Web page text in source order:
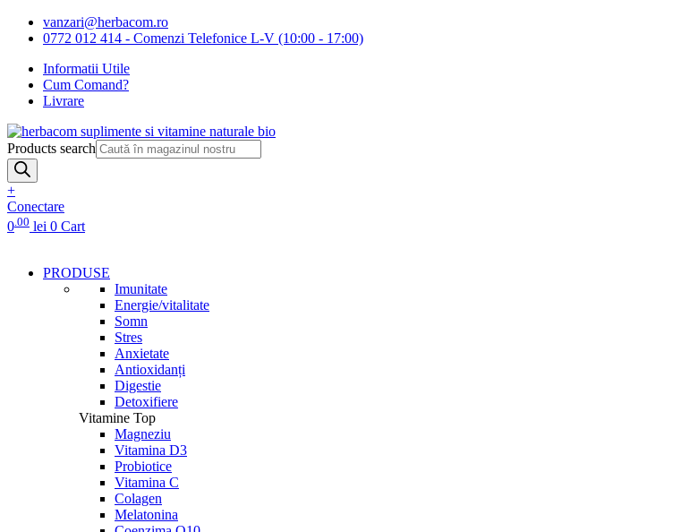
vanzari@herbacom.ro
0772 012 414 - Comenzi Telefonice L-V (10:00 - 17:00)
Informatii Utile
Cum Comand?
Livrare
Products search
+
Conectare
0.00 lei 0 Cart
PRODUSE
Imunitate
Energie/vitalitate
Somn
Stres
Anxietate
Antioxidanți
Digestie
Detoxifiere
Vitamine Top
Magneziu
Vitamina D3
Probiotice
Vitamina C
Colagen
Melatonina